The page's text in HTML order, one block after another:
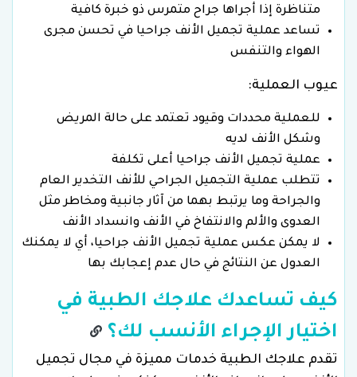
متناظرة إذا أجراها جراح متمرس ذو خبرة كافية
تساعد عملية تجميل الأنف جراحيا في تحسن مجرى
الهواء والتنفس
عيوب العملية:
للعملية محددات وقيود تعتمد على حالة المريض
وشكل الأنف لديه
عملية تجميل الأنف جراحيا أعلى تكلفة
تتطلب عملية التجميل الجراحي للأنف التخدير العام
والجراحة وما يرتبط بهما من آثار جانبية ومخاطر مثل
العدوى والألم والانتفاخ في الأنف وانسداد الأنف
لا يمكن عكس عملية تجميل الأنف جراحيا، أي لا يمكنك
العدول عن النتائج في حال عدم إعجابك بها
كيف تساعدك علاجك الطبية في
اختيار الإجراء الأنسب لك؟
تقدم علاجك الطبية خدمات مميزة في مجال تجميل